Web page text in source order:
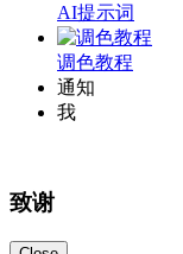
AI提示词
调色教程
通知
我
致谢